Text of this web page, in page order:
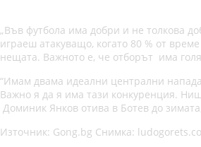
„Във футбола има добри и не толкова
играеш атакуващо, когато 80 % от
нещата. Важното е, че отборът има
“Имам двама идеални централни
Важно я да я има тази конкуренция.
Доминик Янков отива в Ботев до
Източник: Gong.bg Снимка: